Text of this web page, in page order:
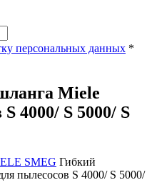
персональных данных *
Miele
4000/ S 5000/ S
SMEG Гибкий
пылесосов S 4000/ S 5000/